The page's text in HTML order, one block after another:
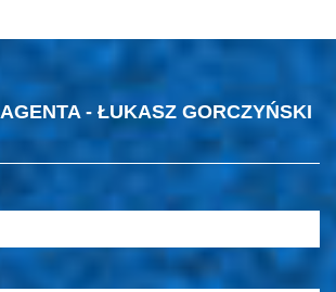
- ŁUKASZ GORCZYŃSKI